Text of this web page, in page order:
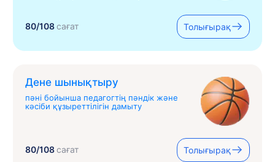
80/108сағат Толығырақ
Дене шынықтыру
пәні бойынша педагогтің пәндік және
кәсіби құзыреттілігін дамыту
80/108сағат Толығырақ